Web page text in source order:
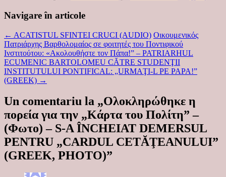
Navigare în articole
← ACATISTUL SFINTEI CRUCI (AUDIO) Οικουμενικός
Πατριάρχης Βαρθολομαίος σε φοιτητές του Ποντιφικού
Ινστιτούτου: «Ακολουθήστε τον Πάπα!” – PATRIARHUL
ECUMENIC BARTOLOMEU CĂTRE STUDENŢII
INSTITUTULUI PONTIFICAL: „URMAŢI-L PE PAPA!”
(GREEK) →
Un comentariu la „Ολοκληρώθηκε η
πορεία για την „Κάρτα του Πολίτη” –
(Φωτο) – S-A ÎNCHEIAT DEMERSUL
PENTRU „CARDUL CETĂŢEANULUI”
(GREEK, PHOTO)”